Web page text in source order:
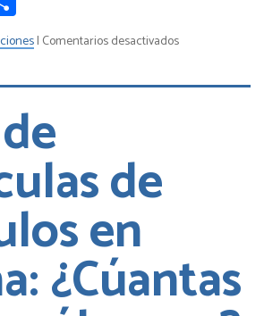
| Comentarios desactivadosen
homologar
de
en
¿Cúantas